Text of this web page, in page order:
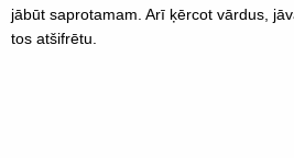
jābūt saprotamam. Arī ķērcot vārdus,
tos atšifrētu.